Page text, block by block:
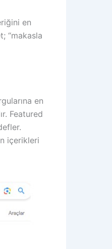
en
“makasla
en
Featured
içerikleri